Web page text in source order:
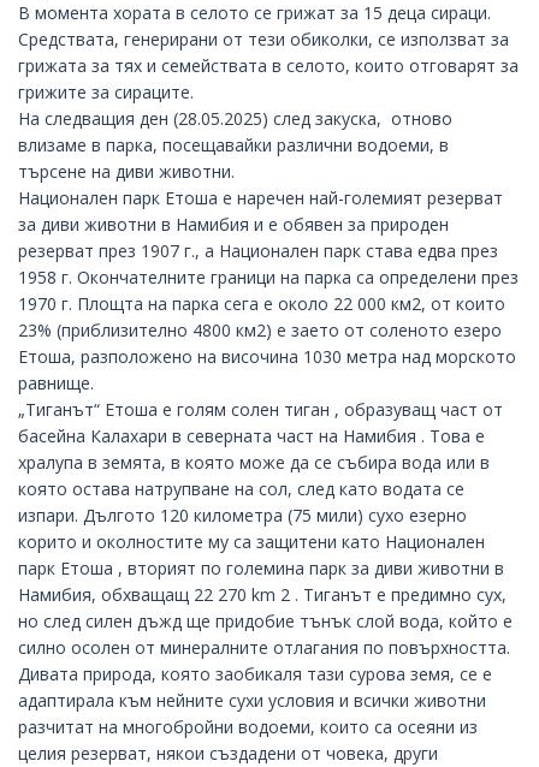
В момента хората в селото се грижат за 15 деца сираци.
Средствата, генерирани от тези обиколки, се използват за
грижата за тях и семействата в селото, които отговарят за
грижите за сираците.
На следващия ден (28.05.2025) след закуска, отново
влизаме в парка, посещавайки различни водоеми, в
търсене на диви животни.
Национален парк Етоша е наречен най-големият резерват
за диви животни в Намибия и е обявен за природен
резерват през 1907 г., а Национален парк става едва през
1958 г. Окончателните граници на парка са определени през
1970 г. Площта на парка сега е около 22 000 км2, от които
23% (приблизително 4800 км2) е заето от соленото езеро
Етоша, разположено на височина 1030 метра над морското
равнище.
„Тиганът“ Етоша е голям солен тиган , образуващ част от
басейна Калахари в северната част на Намибия . Това е
хралупа в земята, в която може да се събира вода или в
която остава натрупване на сол, след като водата се
изпари. Дългото 120 километра (75 мили) сухо езерно
корито и околностите му са защитени като Национален
парк Етоша , вторият по големина парк за диви животни в
Намибия, обхващащ 22 270 km 2 . Тиганът е предимно сух,
но след силен дъжд ще придобие тънък слой вода, който е
силно осолен от минералните отлагания по повърхността.
Дивата природа, която заобикаля тази сурова земя, се е
адаптирала към нейните сухи условия и всички животни
разчитат на многобройни водоеми, които са осеяни из
целия резерват, някои създадени от човека, други